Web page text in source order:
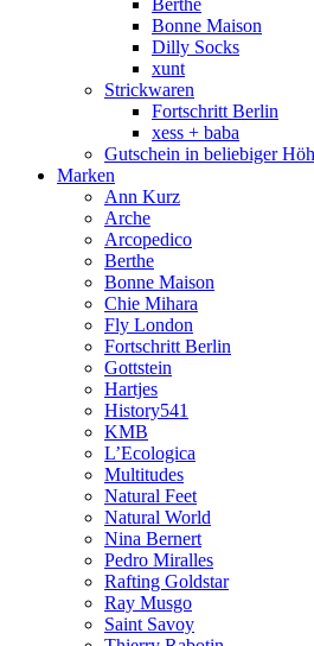
Bonne Maison
Dilly Socks
xunt
Strickwaren
Fortschritt Berlin
xess + baba
Gutschein in beliebiger
Marken
Ann Kurz
Arche
Arcopedico
Berthe
Bonne Maison
Chie Mihara
Fly London
Fortschritt Berlin
Gottstein
Hartjes
History541
KMB
L’Ecologica
Multitudes
Natural Feet
Natural World
Nina Bernert
Pedro Miralles
Rafting Goldstar
Ray Musgo
Saint Savoy